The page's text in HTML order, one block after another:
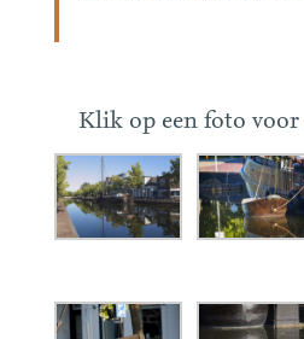
Klik op een foto voor